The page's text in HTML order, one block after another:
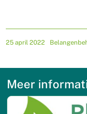
25 april 2022
Meer